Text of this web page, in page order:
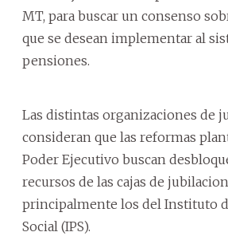
MT, para buscar un consenso
que se desean implementar al
pensiones.
Las distintas organizaciones de
consideran que las reformas
Poder Ejecutivo buscan
recursos de las cajas de
principalmente los del Instituto
Social (IPS).